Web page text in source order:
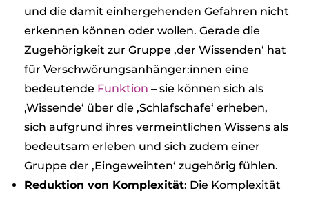
und die damit ein­her­ge­hen­den Gefah­ren nicht
erken­nen kön­nen oder wol­len. Gerade die
Zuge­hö­rig­keit zur Gruppe ‚der Wis­sen­den‘ hat
für Verschwörungsanhänger:innen eine
bedeu­tende Funk­tion – sie kön­nen sich als
‚Wis­sende‘ über die ‚Schlaf­schafe‘ erhe­ben,
sich auf­grund ihres ver­meint­li­chen Wis­sens als
bedeut­sam erle­ben und sich zudem einer
Gruppe der ‚Ein­ge­weih­ten‘ zuge­hö­rig füh­len.
Reduk­tion von Kom­ple­xi­tät: Die Kom­ple­xi­tät